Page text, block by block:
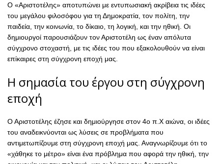
Ο «Αριστοτέλης» αποτυπώνει με εντυπωσιακή ακρίβεια τις ιδέες
του μεγάλου φιλοσόφου για τη Δημοκρατία, τον πολίτη, την
παιδεία, την κοινωνία, το δίκαιο, τη λογική, και την ηθική. Οι
δημιουργοί παρουσιάζουν τον Αριστοτέλη ως έναν απόλυτα
σύγχρονο στοχαστή, με τις ιδέες του που εξακολουθούν να είναι
επίκαιρες στη σύγχρονη εποχή μας.
Η σημασία του έργου στη σύγχρονη
εποχή
Ο Αριστοτέλης έζησε και δημιούργησε στον 4ο π.Χ αιώνα, οι ιδέες
του αναδεικνύονται ως λύσεις σε προβλήματα που
αντιμετωπίζουμε στη σύγχρονη εποχή μας. Αναγνωρίζουμε ότι το
«χάθηκε το μέτρο» είναι ένα πρόβλημα που αφορά την ηθική, την